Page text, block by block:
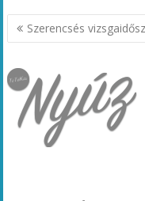
Bejegyzés
navigáció
Szerencsés